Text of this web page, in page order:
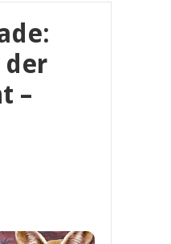
der
–